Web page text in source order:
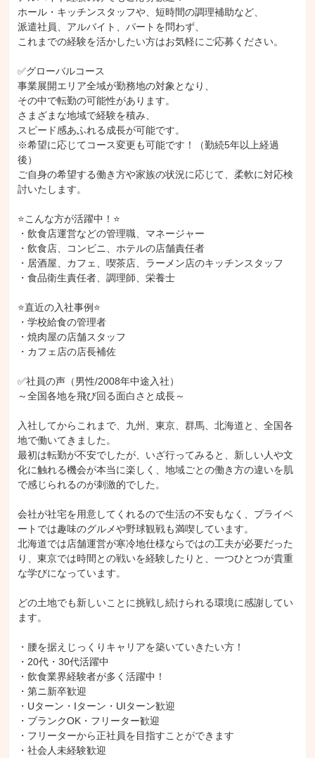
ホール・キッチンスタッフや、短時間の調理補助など、
派遣社員、アルバイト、パートを問わず、
これまでの経験を活かしたい方はお気軽にご応募ください。
✅グローバルコース
事業展開エリア全域が勤務地の対象となり、
その中で転勤の可能性があります。
さまざまな地域で経験を積み、
スピード感あふれる成長が可能です。
※希望に応じてコース変更も可能です！（勤続5年以上経過
後）
ご自身の希望する働き方や家族の状況に応じて、柔軟に対応検
討いたします。
⭐こんな方が活躍中！⭐
・飲食店運営などの管理職、マネージャー
・飲食店、コンビニ、ホテルの店舗責任者
・居酒屋、カフェ、喫茶店、ラーメン店のキッチンスタッフ
・食品衛生責任者、調理師、栄養士
⭐直近の入社事例⭐
・学校給食の管理者
・焼肉屋の店舗スタッフ
・カフェ店の店長補佐
✅社員の声（男性/2008年中途入社）
～全国各地を飛び回る面白さと成長～
入社してからこれまで、九州、東京、群馬、北海道と、全国各
地で働いてきました。
最初は転勤が不安でしたが、いざ行ってみると、新しい人や文
化に触れる機会が本当に楽しく、地域ごとの働き方の違いを肌
で感じられるのが刺激的でした。
会社が社宅を用意してくれるので生活の不安もなく、プライベ
ートでは趣味のグルメや野球観戦も満喫しています。
北海道では店舗運営が寒冷地仕様ならではの工夫が必要だった
り、東京では時間との戦いを経験したりと、一つひとつが貴重
な学びになっています。
どの土地でも新しいことに挑戦し続けられる環境に感謝してい
ます。
・腰を据えじっくりキャリアを築いていきたい方！
・20代・30代活躍中
・飲食業界経験者が多く活躍中！
・第ニ新卒歓迎
・Uターン・Iターン・UIターン歓迎
・ブランクOK・フリーター歓迎
・フリーターから正社員を目指すことができます
・社会人未経験歓迎